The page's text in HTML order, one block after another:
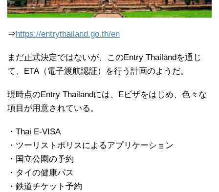
⇒https://entrythailand.go.th/en
まだ正式決定ではないが、このEntry Thailandを通じ
て、ETA（電子渡航認証）を行う計画のようだ。
現時点のEntry Thailandには、Eビザをはじめ、色々な
項目が用意されている。
・Thai E-VISA
・ツーリストポリスによるアプリケーション
・国立公園の予約
・タイの健康パス
・鉄道チケット予約